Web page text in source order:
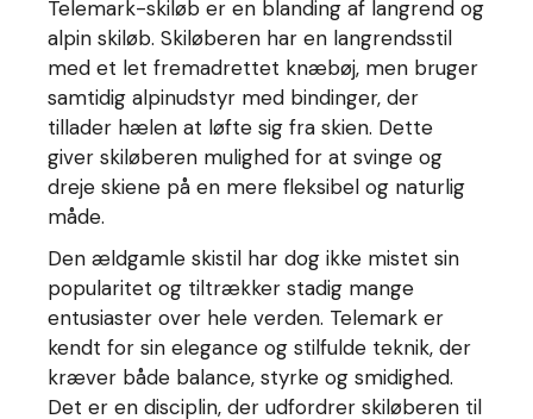
Telemark-skiløb er en blanding af langrend og
alpin skiløb. Skiløberen har en langrendsstil
med et let fremadrettet knæbøj, men bruger
samtidig alpinudstyr med bindinger, der
tillader hælen at løfte sig fra skien. Dette
giver skiløberen mulighed for at svinge og
dreje skiene på en mere fleksibel og naturlig
måde.
Den ældgamle skistil har dog ikke mistet sin
popularitet og tiltrækker stadig mange
entusiaster over hele verden. Telemark er
kendt for sin elegance og stilfulde teknik, der
kræver både balance, styrke og smidighed.
Det er en disciplin, der udfordrer skiløberen til